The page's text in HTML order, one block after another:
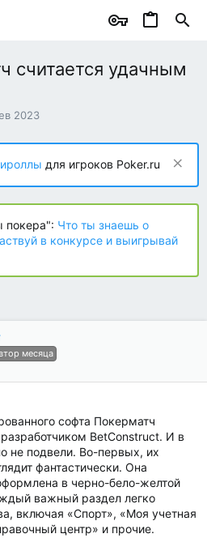
считается удачным
2023
для игроков Poker.ru
покера": Что ты знаешь о
в конкурсе и выигрывай
месяца
софта Покерматч
BetConstruct. И в
не подвели. Во-первых, их
фантастически. Она
в черно-бело-желтой
важный раздел легко
включая «Спорт», «Моя учетная
центр» и прочие.